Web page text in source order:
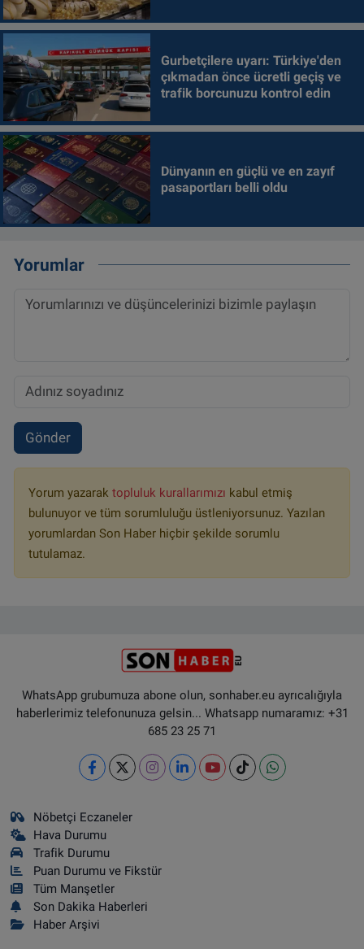
Gurbetçilere uyarı: Türkiye'den
çıkmadan önce ücretli geçiş ve
trafik borcunuzu kontrol edin
Dünyanın en güçlü ve en zayıf
pasaportları belli oldu
Yorumlar
Gönder
Yorum yazarak topluluk kurallarımızı kabul etmiş
bulunuyor ve tüm sorumluluğu üstleniyorsunuz. Yazılan
yorumlardan Son Haber hiçbir şekilde sorumlu
tutulamaz.
WhatsApp grubumuza abone olun, sonhaber.eu ayrıcalığıyla
haberlerimiz telefonunuza gelsin... Whatsapp numaramız: +31
685 23 25 71
Nöbetçi Eczaneler
Hava Durumu
Trafik Durumu
Puan Durumu ve Fikstür
Tüm Manşetler
Son Dakika Haberleri
Haber Arşivi